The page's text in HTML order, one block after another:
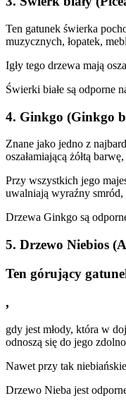
Ten gatunek świerka
muzycznych, łopatek,
Igły tego drzewa mają
Świerki białe są odporne
4. Ginkgo (Ginkgo
Znane jako jedno z
oszałamiającą żółtą
Przy wszystkich jego
uwalniają wyraźny smród,
Drzewa Ginkgo są
5. Drzewo Niebios
Ten górujący
,
gdy jest młody, która w
odnoszą się do jego
Nawet przy tak
Drzewo Nieba jest